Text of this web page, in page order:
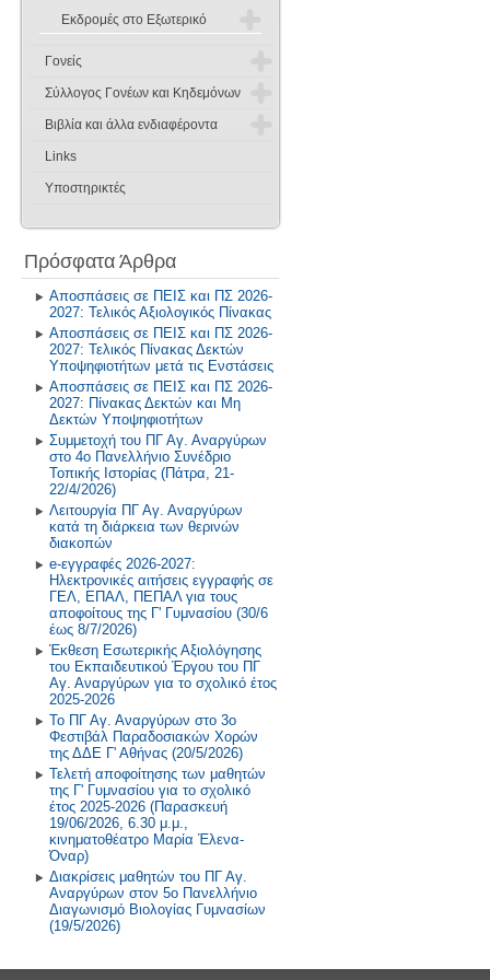
Διατροφής
Δραστηριότητες στο Σχολικό
Εκδρομές στο Εξωτερικό
2025-2026
2024-2025
2023-2024
2017-2018
2016-2017
2015-2016
2014-2015
Παλαιότερη Έτη
Γονείς
Πρόγραμμα υποδοχής
Σύλλογος Γονέων και Κηδεμόνων
Διοικητικό Συμβούλιο
Η Θέση μας για τον θεσμό των
Προτύπων
Επικοινωνία
Βιβλία και άλλα ενδιαφέροντα
Βιβλιοπροτάσεις
Αλιεύματα από το Διαδίκτυο
Links
Υποστηρικτές
Πρόσφατα Άρθρα
Αποσπάσεις σε ΠΕΙΣ και ΠΣ 2026-
2027: Τελικός Αξιολογικός Πίνακας
Αποσπάσεις σε ΠΕΙΣ και ΠΣ 2026-
2027: Τελικός Πίνακας Δεκτών
Υποψηφιοτήτων μετά τις Ενστάσεις
Αποσπάσεις σε ΠΕΙΣ και ΠΣ 2026-
2027: Πίνακας Δεκτών και Μη
Δεκτών Υποψηφιοτήτων
Συμμετοχή του ΠΓ Αγ. Αναργύρων
στο 4ο Πανελλήνιο Συνέδριο
Τοπικής Ιστορίας (Πάτρα, 21-
22/4/2026)
Λειτουργία ΠΓ Αγ. Αναργύρων
κατά τη διάρκεια των θερινών
διακοπών
e-εγγραφές 2026-2027:
Ηλεκτρονικές αιτήσεις εγγραφής σε
ΓΕΛ, ΕΠΑΛ, ΠΕΠΑΛ για τους
αποφοίτους της Γ' Γυμνασίου (30/6
έως 8/7/2026)
Έκθεση Εσωτερικής Αξιολόγησης
του Εκπαιδευτικού Έργου του ΠΓ
Αγ. Αναργύρων για το σχολικό έτος
2025-2026
Το ΠΓ Αγ. Αναργύρων στο 3ο
Φεστιβάλ Παραδοσιακών Χορών
της ΔΔΕ Γ' Αθήνας (20/5/2026)
Τελετή αποφοίτησης των μαθητών
της Γ' Γυμνασίου για το σχολικό
έτος 2025-2026 (Παρασκευή
19/06/2026, 6.30 μ.μ.,
κινηματοθέατρο Μαρία Έλενα-
Όναρ)
Διακρίσεις μαθητών του ΠΓ Αγ.
Αναργύρων στον 5ο Πανελλήνιο
Διαγωνισμό Βιολογίας Γυμνασίων
(19/5/2026)